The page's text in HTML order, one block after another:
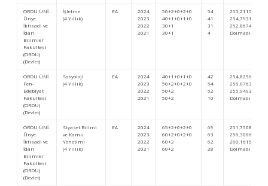
ORDU ÜNİ.
Ünye
İktisadi ve
İdari
Bilimler
Fakültesi
(ORDU)
(Devlet)
İşletme
(4 Yıllık)
EA
2024
2023
2022
2021
50+2+0+2+0
40+1+0+1+0
30+1
30+1
54
41
31
4
255,21158
254,79314
252,86749
Dolmadı
ORDU ÜNİ.
Fen-
Edebiyat
Fakültesi
(ORDU)
(Devlet)
Sosyoloji
(4 Yıllık)
EA
2024
2023
2022
2021
40+1+0+1+0
50+2+0+2+0
50+2
50+2
42
54
52
10
254,82565
256,07639
255,94931
Dolmadı
ORDU ÜNİ.
Ünye
İktisadi ve
İdari
Bilimler
Fakültesi
(ORDU)
(Devlet)
Siyaset Bilimi
ve Kamu
Yönetimi
(4 Yıllık)
EA
2024
2023
2022
2021
65+2+0+2+0
60+2+0+2+0
60+2
60+2
69
63
62
28
251,75087
256,30661
260,16159
Dolmadı